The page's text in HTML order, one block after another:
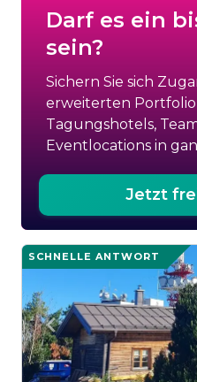
Darf es ein
sein?
Sichern Sie sich
erweiterten
Tagungshotels,
Eventlocations in
Jetzt
SCHNELLE ANTWORT